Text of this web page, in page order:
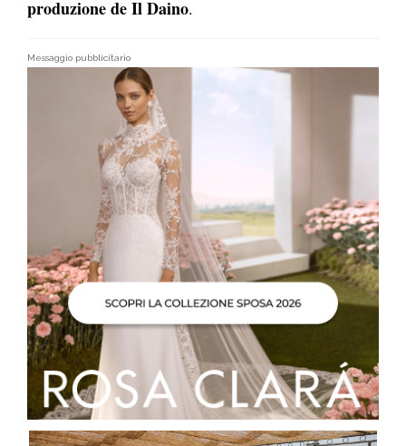
produzione de Il Daino.
Messaggio pubblicitario